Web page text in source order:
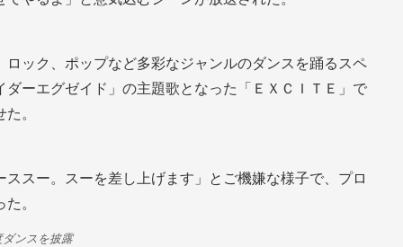
ック、ポップなど多彩なジャンルのダンスを踊るスペ
ーエグゼイド」の主題歌となった「ＥＸＣＩＴＥ」で
。
スー。スーを差し上げます」とご機嫌な様子で、プロ
。
ダンスを披露